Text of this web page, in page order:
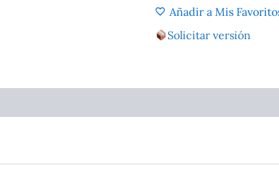
Añadir a Mis
Solicitar versión